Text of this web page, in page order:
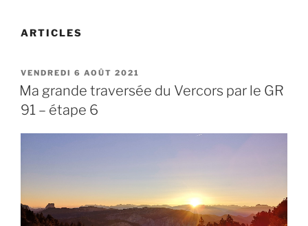
ARTICLES
PUBLIÉ
LE
VENDREDI 6 AOÛT 2021
Ma grande traversée du Vercors par le GR
91 – étape 6